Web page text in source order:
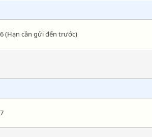
(Hạn cần gửi đến trước)